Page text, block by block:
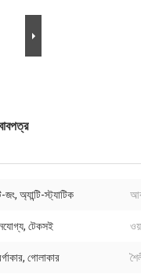
জং, অ্যান্টি-স্ট্যাটিক
টেকসই
গোলাকার